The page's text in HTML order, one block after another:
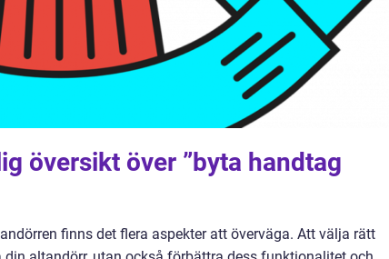
översikt över ”byta handtag
finns det flera aspekter att överväga. Att välja rätt